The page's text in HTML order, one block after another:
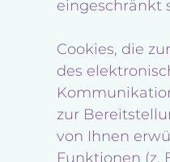
eingeschränkt
Cookies, die
des
zur
von Ihnen
Funktionen (z.